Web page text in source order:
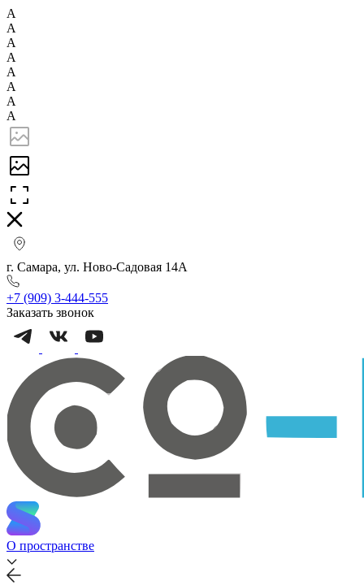
А
А
А
А
А
А
А
А
г. Самара, ул. Ново-Садовая 14А
+7 (909) 3-444-555
Заказать звонок
О пространстве